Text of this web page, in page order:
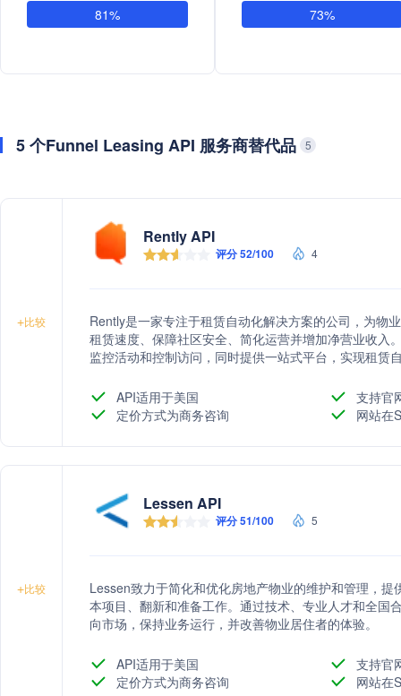
81% 73%
5 个Funnel Leasing API 服务商替代品 5
+比较
Rently API
评分 52/100 4
Rently是一家专注于租赁自动化解决方案的公司，为物
租赁速度、保障社区安全、简化运营并增加净营业收入
监控活动和控制访问，同时提供一站式平台，实现租赁
API适用于美国
支持官
定价方式为商务咨询
网站在
+比较
Lessen API
评分 51/100 5
Lessen致力于简化和优化房地产物业的维护和管理，
本项目、翻新和准备工作。通过技术、专业人才和全国
向市场，保持业务运行，并改善物业居住者的体验。
API适用于美国
支持官
定价方式为商务咨询
网站在